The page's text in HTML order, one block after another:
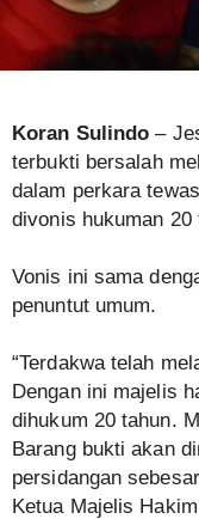
Koran Sulindo –
terbukti bersalah
dalam perkara
divonis hukuman 20
Vonis ini sama
penuntut umum.
“Terdakwa telah
Dengan ini majelis
dihukum 20 tahun.
Barang bukti akan
persidangan
Ketua Majelis